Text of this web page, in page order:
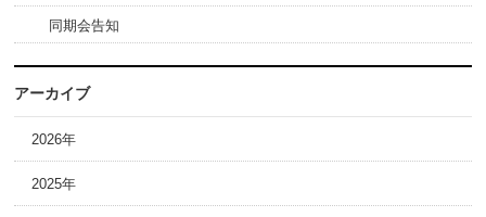
同期会告知
アーカイブ
2026年
2025年